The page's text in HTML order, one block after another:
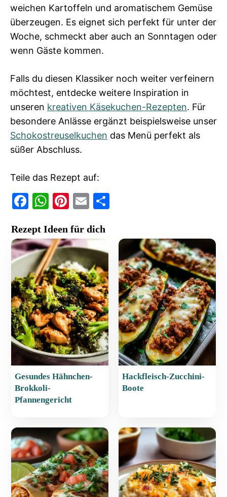
weichen Kartoffeln und aromatischem Gemüse
überzeugen. Es eignet sich perfekt für unter der
Woche, schmeckt aber auch an Sonntagen oder
wenn Gäste kommen.
Falls du diesen Klassiker noch weiter verfeinern
möchtest, entdecke weitere Inspiration in
unseren kreativen Käsekuchen-Rezepten. Für
besondere Anlässe ergänzt beispielsweise unser
Schokostreuselkuchen das Menü perfekt als
süßer Abschluss.
Teile das Rezept auf:
F
c
e
b
o
o
k
W
at
s
A
p
p
Pi
er
e
st
E
ai
l
le
n
Rezept Ideen für dich
Gesundes Hähnchen-
Brokkoli-
Pfannengericht
Hackfleisch-Zucchini-
Boote